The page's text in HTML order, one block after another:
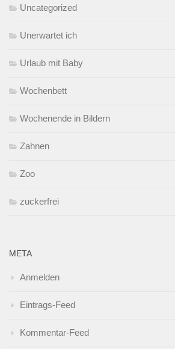
Uncategorized
Unerwartet ich
Urlaub mit Baby
Wochenbett
Wochenende in Bildern
Zahnen
Zoo
zuckerfrei
META
Anmelden
Eintrags-Feed
Kommentar-Feed